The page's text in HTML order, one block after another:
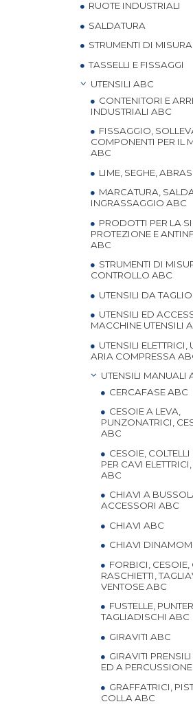
RUOTE INDUSTRIALI
SALDATURA
STRUMENTI DI MISURA
TASSELLI E FISSAGGI
UTENSILI ABC
CONTENITORI E
INDUSTRIALI ABC
FISSAGGIO,
COMPONENTI PER IL
ABC
LIME, SEGHE,
MARCATURA,
INGRASSAGGIO ABC
PRODOTTI PER LA
PROTEZIONE E
ABC
STRUMENTI DI
CONTROLLO ABC
UTENSILI DA
UTENSILI ED
MACCHINE UTENSILI
UTENSILI ELETTRICI,
ARIA COMPRESSA
UTENSILI MANUALI
CERCAFASE ABC
CESOIE A LEVA,
PUNZONATRICI,
ABC
CESOIE,
PER CAVI
ABC
CHIAVI A
ACCESSORI ABC
CHIAVI ABC
CHIAVI
FORBICI, CESOIE,
RASCHIETTI,
VENTOSE ABC
FUSTELLE,
TAGLIADISCHI ABC
GIRAVITI ABC
GIRAVITI
ED A
GRAFFATRICI,
COLLA ABC